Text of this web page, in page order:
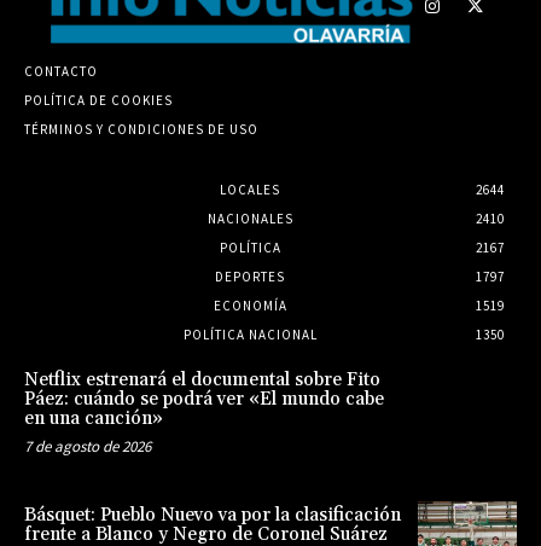
CONTACTO
POLÍTICA DE COOKIES
TÉRMINOS Y CONDICIONES DE USO
LOCALES
2644
NACIONALES
2410
POLÍTICA
2167
DEPORTES
1797
ECONOMÍA
1519
POLÍTICA NACIONAL
1350
Netflix estrenará el documental sobre Fito
Páez: cuándo se podrá ver «El mundo cabe
en una canción»
7 de agosto de 2026
Básquet: Pueblo Nuevo va por la clasificación
frente a Blanco y Negro de Coronel Suárez